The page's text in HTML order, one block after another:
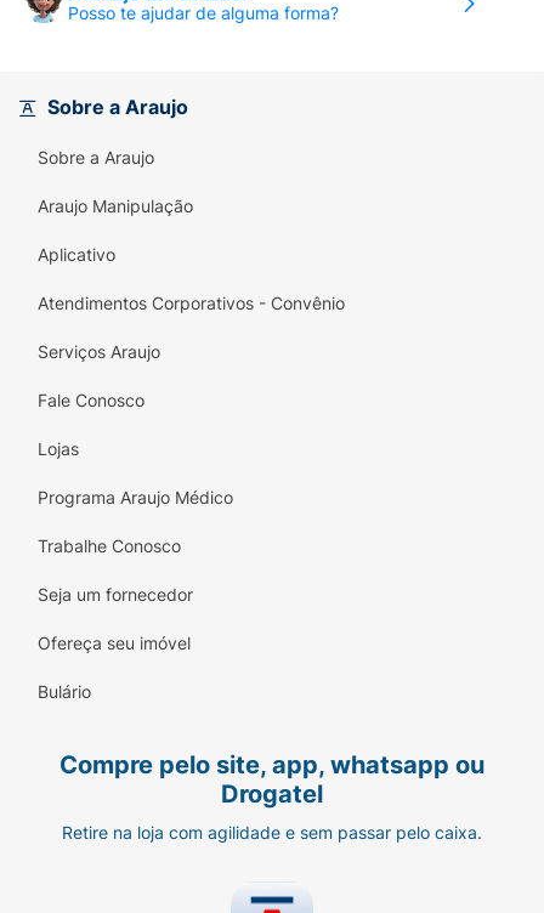
Posso te ajudar de alguma forma?
Sobre a Araujo
Sobre a Araujo
Araujo Manipulação
Aplicativo
Atendimentos Corporativos - Convênio
Serviços Araujo
Fale Conosco
Lojas
Programa Araujo Médico
Trabalhe Conosco
Seja um fornecedor
Ofereça seu imóvel
Bulário
Compre pelo site, app, whatsapp ou
Drogatel
Retire na loja com agilidade e sem passar pelo caixa.